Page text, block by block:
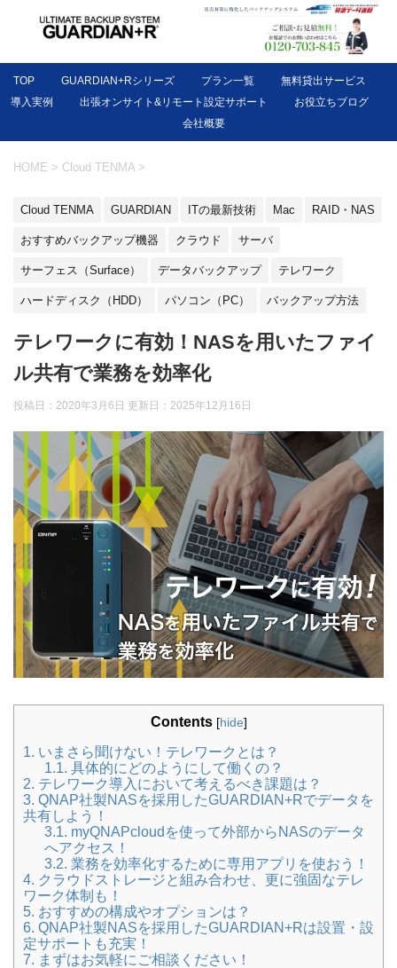
TOP GUARDIAN+Rシリーズ プラン一覧
無料貸出サービス
導入実例
出張オンサイト&リモート設定サポート
お役立ちブログ
会社概要
HOME > Cloud TENMA >
Cloud TENMA GUARDIAN ITの最新技術 Mac RAID・NAS
おすすめバックアップ機器 クラウド サーバ
サーフェス（Surface） データバックアップ テレワーク
ハードディスク（HDD） パソコン（PC） バックアップ方法
テレワークに有効！NASを用いたファイ
ル共有で業務を効率化
投稿日：2020年3月6日 更新日： 2025年12月16日
Contents [hide]
1. いまさら聞けない！テレワークとは？
1.1. 具体的にどのようにして働くの？
2. テレワーク導入において考えるべき課題は？
3. QNAP社製NASを採用したGUARDIAN+Rでデータを
共有しよう！
3.1. myQNAPcloudを使って外部からNASのデータ
へアクセス！
3.2. 業務を効率化するために専用アプリを使おう！
4. クラウドストレージと組み合わせ、更に強固なテレ
ワーク体制も！
5. おすすめの構成やオプションは？
6. QNAP社製NASを採用したGUARDIAN+Rは設置・設
定サポートも充実！
7. まずはお気軽にご相談ください！